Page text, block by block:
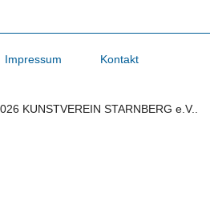
Impressum
Kontakt
KUNSTVEREIN STARNBERG e.V..